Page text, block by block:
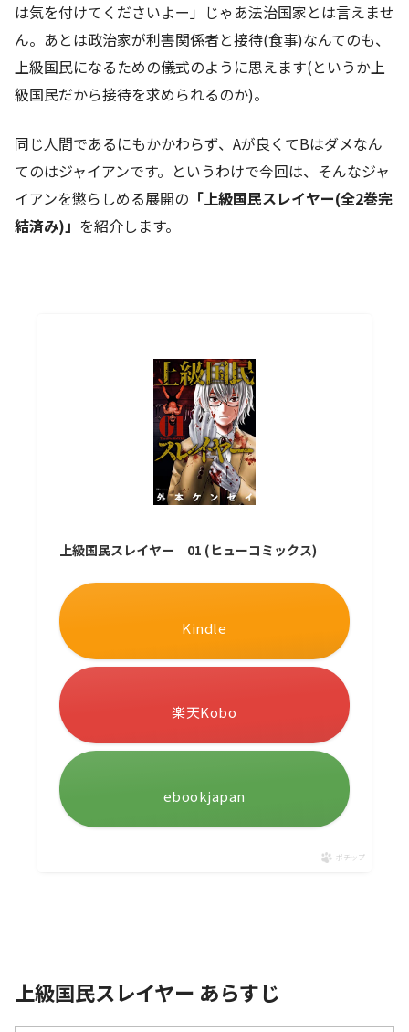
は気を付けてくださいよー」じゃあ法治国家とは言えませ
ん。あとは政治家が利害関係者と接待(食事)なんてのも、
上級国民になるための儀式のように思えます(というか上
級国民だから接待を求められるのか)。
同じ人間であるにもかかわらず、Aが良くてBはダメなん
てのはジャイアンです。というわけで今回は、そんなジャ
イアンを懲らしめる展開の 「上級国民スレイヤー(全2巻完
結済み)」 を紹介します。
上級国民スレイヤー 01 (ヒューコミックス)
Kindle
楽天Kobo
ebookjapan
ポチップ
上級国民スレイヤー あらすじ